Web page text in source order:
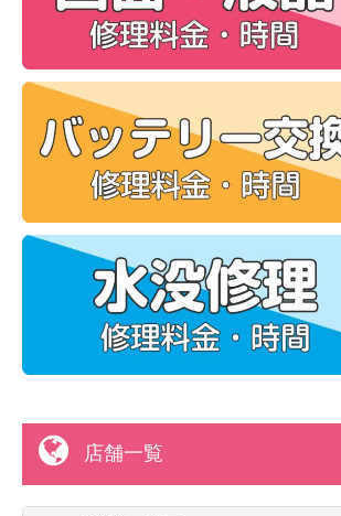
店舗一覧